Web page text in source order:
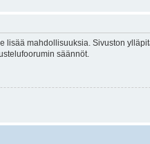
mahdollisuuksia. Sivuston
säännöt.